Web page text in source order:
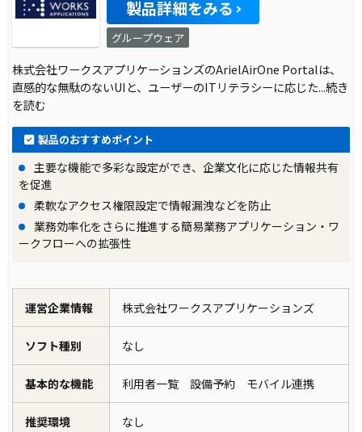
製品詳細をみる
グループウェア
株式会社ワークスアプリケーションズのArielAirOne Portalは、
直感的な無駄のないUIと、ユーザーのITリテラシーに応じた...続き
を読む
製品のおすすめポイント
主要な機能で多彩な設定ができ、企業文化に応じた情報共有
を促進
柔軟なアクセス権限設定で情報漏洩などを防止
業務効率化をさらに推進する簡易業務アプリケーション・ワ
ークフローへの拡張性
運営企業情報 株式会社ワークスアプリケーションズ
ソフト種別 なし
基本的な機能 利用者一覧 設備予約 モバイル連携
推奨環境 なし